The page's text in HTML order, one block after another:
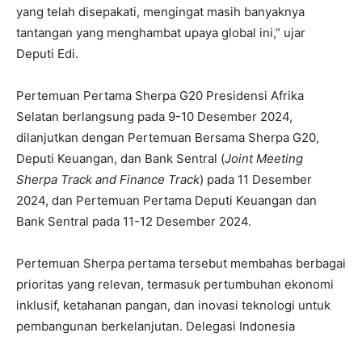
yang telah disepakati, mengingat masih banyaknya
tantangan yang menghambat upaya global ini,” ujar
Deputi Edi.
Pertemuan Pertama Sherpa G20 Presidensi Afrika
Selatan berlangsung pada 9-10 Desember 2024,
dilanjutkan dengan Pertemuan Bersama Sherpa G20,
Deputi Keuangan, dan Bank Sentral (Joint Meeting
Sherpa Track and Finance Track) pada 11 Desember
2024, dan Pertemuan Pertama Deputi Keuangan dan
Bank Sentral pada 11-12 Desember 2024.
Pertemuan Sherpa pertama tersebut membahas berbagai
prioritas yang relevan, termasuk pertumbuhan ekonomi
inklusif, ketahanan pangan, dan inovasi teknologi untuk
pembangunan berkelanjutan. Delegasi Indonesia